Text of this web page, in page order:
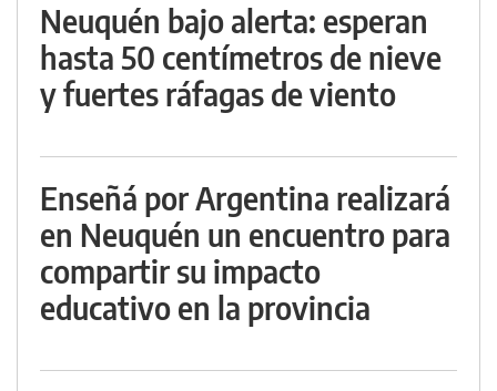
Neuquén bajo alerta: esperan
hasta 50 centímetros de nieve
y fuertes ráfagas de viento
Enseñá por Argentina realizará
en Neuquén un encuentro para
compartir su impacto
educativo en la provincia